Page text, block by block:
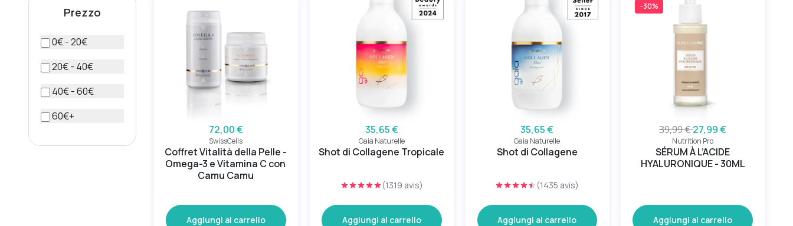
Prezzo
0€ - 20€
20€ - 40€
40€ - 60€
60€+
72,00 €
SwissCells
Coffret Vitalità della Pelle -
Omega-3 e Vitamina C con
Camu Camu
Aggiungi al carrello
35,65 €
Gaia Naturelle
Shot di Collagene Tropicale
(1319 avis)
Aggiungi al carrello
35,65 €
Gaia Naturelle
Shot di Collagene
(1435 avis)
Aggiungi al carrello
−30%
39,99 €27,99 €
Nutrition Pro
SÉRUM À L’ACIDE
HYALURONIQUE - 30ML
Aggiungi al carrello